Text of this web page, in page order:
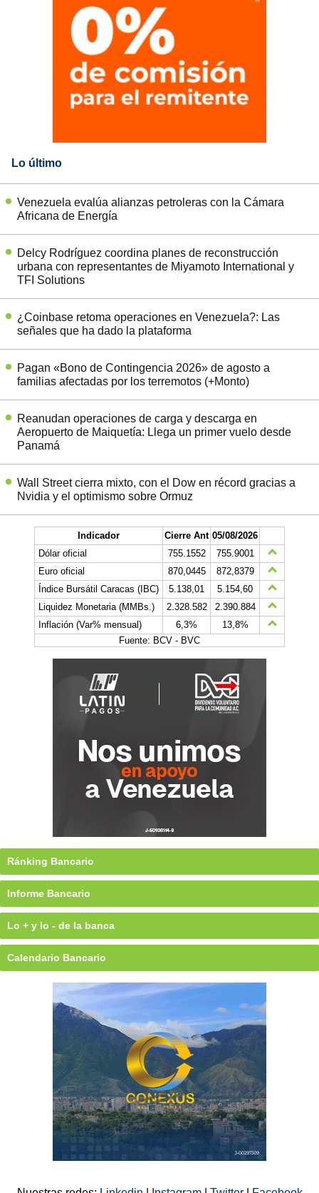
Lo último
Venezuela evalúa alianzas petroleras con la Cámara
Africana de Energía
Delcy Rodríguez coordina planes de reconstrucción
urbana con representantes de Miyamoto International y
TFI Solutions
¿Coinbase retoma operaciones en Venezuela?: Las
señales que ha dado la plataforma
Pagan «Bono de Contingencia 2026» de agosto a
familias afectadas por los terremotos (+Monto)
Reanudan operaciones de carga y descarga en
Aeropuerto de Maiquetía: Llega un primer vuelo desde
Panamá
Wall Street cierra mixto, con el Dow en récord gracias a
Nvidia y el optimismo sobre Ormuz
Indicador Cierre Ant 05/08/2026
Dólar oficial
755.1552
755.9001
Euro oficial
870,0445
872,8379
Índice Bursátil Caracas (IBC)
5.138,01
5.154,60
Liquidez Monetaria (MMBs.)
2.328.582
2.390.884
Inflación (Var% mensual)
6,3%
13,8%
Fuente: BCV - BVC
Ránking Bancario
Informe Bancario
Lo + y lo - de la banca
Calendario Bancario